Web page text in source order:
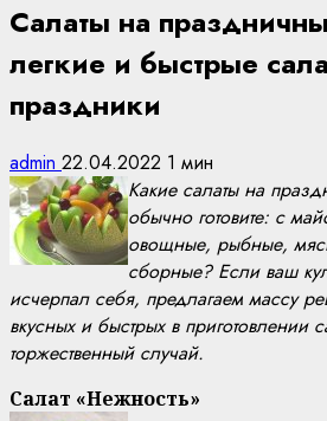
Салаты на
легкие и быстрые
праздники
admin 22.04.2022 1 мин
Какие салаты на
обычно готовите: с
овощные, рыбные,
сборные? Если ваш
исчерпал себя, предлагаем массу
вкусных и быстрых в приготовлении
торжественный случай.
Салат «Нежность»